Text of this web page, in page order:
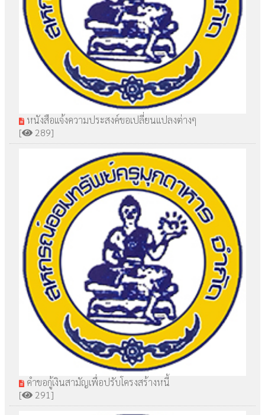
หนังสือแจ้งความประสงค์ขอเปลี่ยนแปลงต่างๆ
[
289]
คำขอกู้เงินสามัญเพื่อปรับโครงสร้างหนี้
[
291]